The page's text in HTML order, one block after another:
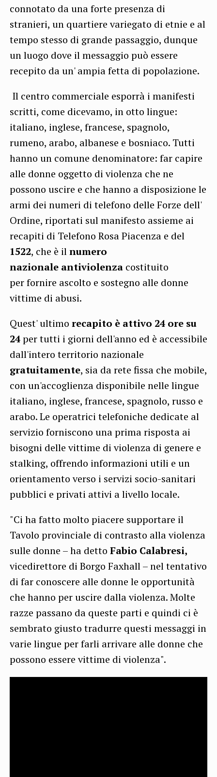
connotato da una forte presenza di
stranieri, un quartiere variegato di etnie e al
tempo stesso di grande passaggio, dunque
un luogo dove il messaggio può essere
recepito da un' ampia fetta di popolazione.
Il centro commerciale esporrà i manifesti
scritti, come dicevamo, in otto lingue:
italiano, inglese, francese, spagnolo,
rumeno, arabo, albanese e bosniaco. Tutti
hanno un comune denominatore: far capire
alle donne oggetto di violenza che ne
possono uscire e che hanno a disposizione le
armi dei numeri di telefono delle Forze dell'
Ordine, riportati sul manifesto assieme ai
recapiti di Telefono Rosa Piacenza e del
1522, che è ilnumero
nazionale antiviolenza costituito
per fornire ascolto e sostegno alle donne
vittime di abusi.
Quest' ultimo recapito è attivo 24 ore su
24per tutti i giorni dell'anno ed è accessibile
dall'intero territorio nazionale
gratuitamente, sia da rete fissa che mobile,
con un'accoglienza disponibile nelle lingue
italiano, inglese, francese, spagnolo, russo e
arabo. Le operatrici telefoniche dedicate al
servizio forniscono una prima risposta ai
bisogni delle vittime di violenza di genere e
stalking, offrendo informazioni utili e un
orientamento verso i servizi socio-sanitari
pubblici e privati attivi a livello locale.
"Ci ha fatto molto piacere supportare il
Tavolo provinciale di contrasto alla violenza
sulle donne – ha detto Fabio Calabresi,
vicedirettore di Borgo Faxhall – nel tentativo
di far conoscere alle donne le opportunità
che hanno per uscire dalla violenza. Molte
razze passano da queste parti e quindi ci è
sembrato giusto tradurre questi messaggi in
varie lingue per farli arrivare alle donne che
possono essere vittime di violenza".